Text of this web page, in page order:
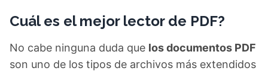
Cuál es el mejor lector de PDF?
No cabe ninguna duda que los documentos PDF
son uno de los tipos de archivos más extendidos